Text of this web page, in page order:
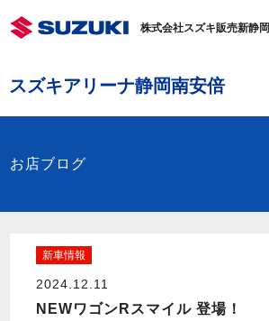
株式会社スズキ販売新静岡
スズキアリーナ静岡南安倍
お店ブログ
新車情報
2024.12.11
NEWワゴンRスマイル 登場！